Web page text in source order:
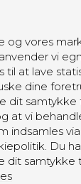
NU
og vores
vi
at lave
dine
dit samtykke
at vi
indsamles
Du
samtykke